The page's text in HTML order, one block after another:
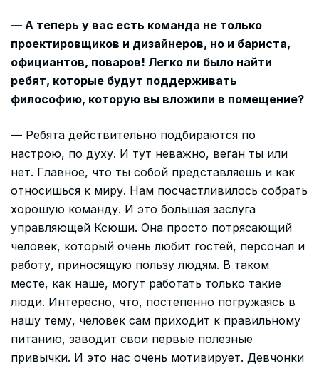
— А теперь у вас есть команда не только
проектировщиков и дизайнеров, но и бариста,
официантов, поваров! Легко ли было найти
ребят, которые будут поддерживать
философию, которую вы вложили в помещение?
— Ребята действительно подбираются по
настрою, по духу. И тут неважно, веган ты или
нет. Главное, что ты собой представляешь и как
относишься к миру. Нам посчастливилось собрать
хорошую команду. И это большая заслуга
управляющей Ксюши. Она просто потрясающий
человек, который очень любит гостей, персонал и
работу, приносящую пользу людям. В таком
месте, как наше, могут работать только такие
люди. Интересно, что, постепенно погружаясь в
нашу тему, человек сам приходит к правильному
питанию, заводит свои первые полезные
привычки. И это нас очень мотивирует. Девчонки